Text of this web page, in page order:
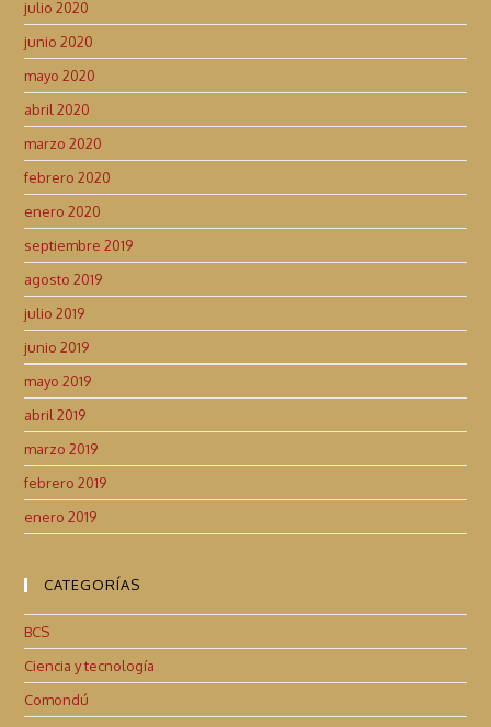
julio 2020
junio 2020
mayo 2020
abril 2020
marzo 2020
febrero 2020
enero 2020
septiembre 2019
agosto 2019
julio 2019
junio 2019
mayo 2019
abril 2019
marzo 2019
febrero 2019
enero 2019
CATEGORÍAS
BCS
Ciencia y tecnología
Comondú